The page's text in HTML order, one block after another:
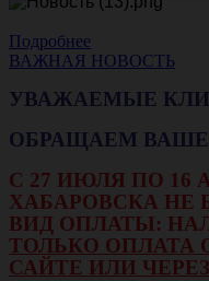
Подробнее
ВАЖНАЯ НОВОСТЬ
УВАЖАЕМЫЕ
ОБРАЩАЕМ
С 27 ИЮЛЯ ПО 16
ХАБАРОВСКА НЕ
ВИД ОПЛАТЫ:
ТОЛЬКО
САЙТЕ ИЛИ